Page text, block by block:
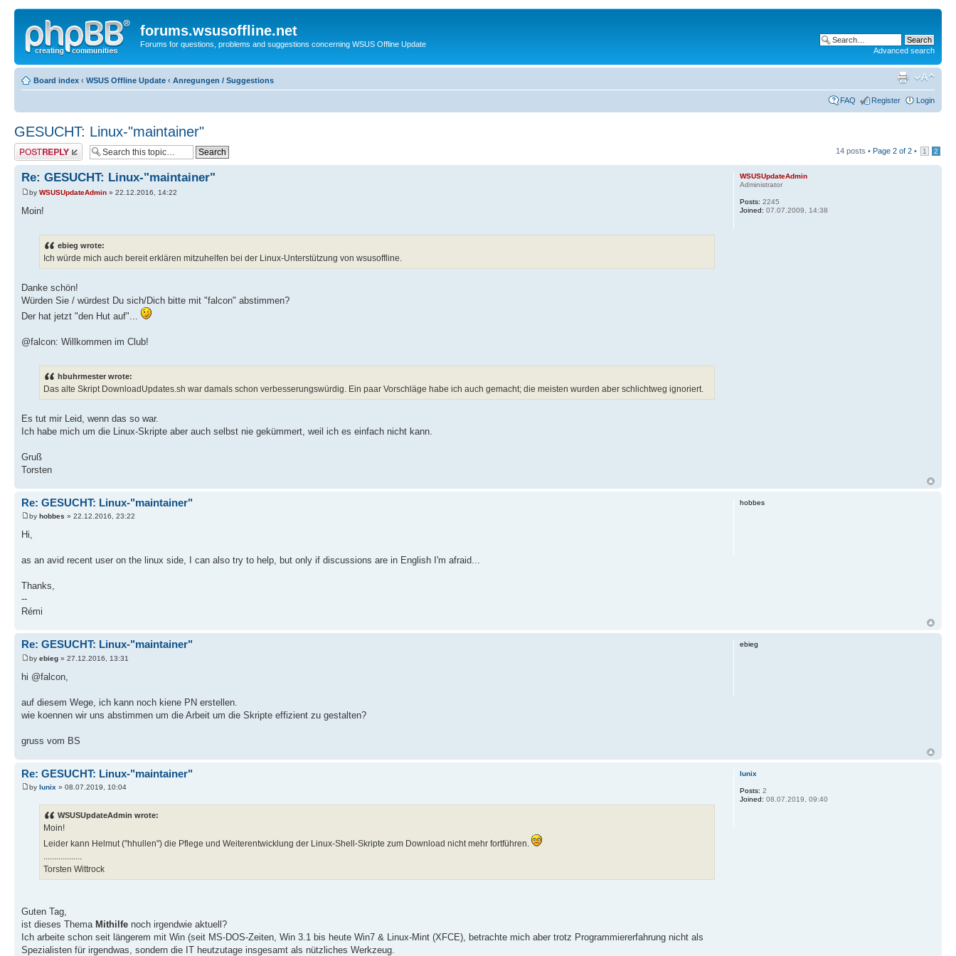
forums.wsusoffline.net
Forums for questions, problems and suggestions concerning WSUS Offline Update
Advanced search
Board index ‹ WSUS Offline Update ‹ Anregungen / Suggestions
FAQ Register Login
GESUCHT: Linux-"maintainer"
Post a reply 14 posts • Page 2 of 2 • 1 2
Re: GESUCHT: Linux-"maintainer"
by WSUSUpdateAdmin » 22.12.2016, 14:22
Moin!
ebieg wrote:
Ich würde mich auch bereit erklären mitzuhelfen bei der Linux-Unterstützung von wsusoffline.
Danke schön!
Würden Sie / würdest Du sich/Dich bitte mit "falcon" abstimmen?
Der hat jetzt "den Hut auf"...
@falcon: Willkommen im Club!
hbuhrmester wrote:
Das alte Skript DownloadUpdates.sh war damals schon verbesserungswürdig. Ein paar Vorschläge habe ich auch gemacht; die meisten wurden aber schlichtweg ignoriert.
Es tut mir Leid, wenn das so war.
Ich habe mich um die Linux-Skripte aber auch selbst nie gekümmert, weil ich es einfach nicht kann.
Gruß
Torsten
WSUSUpdateAdmin
Administrator
Posts: 2245
Joined: 07.07.2009, 14:38
Re: GESUCHT: Linux-"maintainer"
by hobbes » 22.12.2016, 23:22
Hi,
as an avid recent user on the linux side, I can also try to help, but only if discussions are in English I'm afraid...
Thanks,
--
Rémi
hobbes
Re: GESUCHT: Linux-"maintainer"
by ebieg » 27.12.2016, 13:31
hi @falcon,
auf diesem Wege, ich kann noch kiene PN erstellen.
wie koennen wir uns abstimmen um die Arbeit um die Skripte effizient zu gestalten?
gruss vom BS
ebieg
Re: GESUCHT: Linux-"maintainer"
by lunix » 08.07.2019, 10:04
WSUSUpdateAdmin wrote:
Moin!
Leider kann Helmut ("hhullen") die Pflege und Weiterentwicklung der Linux-Shell-Skripte zum Download nicht mehr fortführen.
Torsten Wittrock
Guten Tag,
ist dieses Thema Mithilfe noch irgendwie aktuell?
Ich arbeite schon seit längerem mit Win (seit MS-DOS-Zeiten, Win 3.1 bis heute Win7 & Linux-Mint (XFCE), betrachte mich aber trotz Programmiererfahrung nicht als
Spezialisten für irgendwas, sondern die IT heutzutage insgesamt als nützliches Werkzeug.
lunix
Posts: 2
Joined: 08.07.2019, 09:40